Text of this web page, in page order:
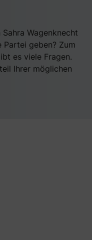
Wagenknecht
Partei geben? Zum
es viele Fragen.
Ihrer möglichen